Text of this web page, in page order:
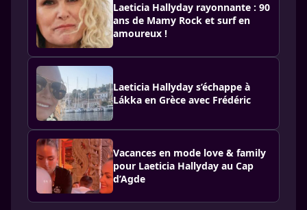
Laeticia Hallyday rayonnante : 90
ans de Mamy Rock et surf en
amoureux !
Laeticia Hallyday s’échappe à
Lákka en Grèce avec Frédéric
Vacances en mode love & family
pour Laeticia Hallyday au Cap
d’Agde